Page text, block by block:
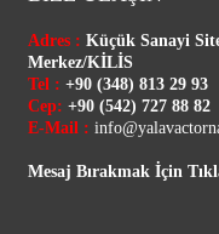
Adres : Küçük Sanayi
Merkez/KİLİS
Tel : +90 (348) 813 29 93
Cep: +90 (542) 727 88 82
E-Mail :
Mesaj Bırakmak İçin